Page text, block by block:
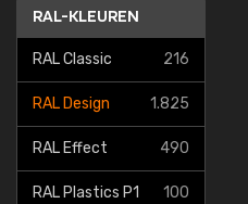
RAL-KLEUREN
RAL Classic 216
RAL Design 1.825
RAL Effect 490
RAL Plastics P1 100